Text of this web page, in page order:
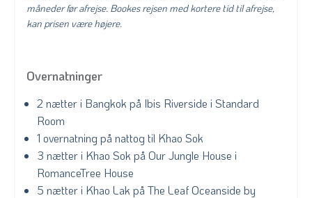
måneder før afrejse. Bookes rejsen med kortere tid til afrejse,
kan prisen være højere.
Overnatninger
2 nætter i Bangkok på Ibis Riverside i Standard
Room
1 overnatning på nattog til Khao Sok
3 nætter i Khao Sok på Our Jungle House i
RomanceTree House
5 nætter i Khao Lak på The Leaf Oceanside by